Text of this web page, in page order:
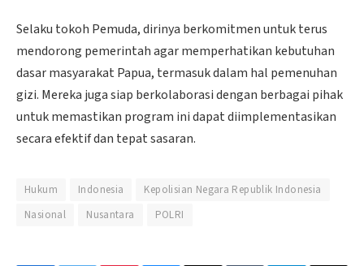
Selaku tokoh Pemuda, dirinya berkomitmen untuk terus
mendorong pemerintah agar memperhatikan kebutuhan
dasar masyarakat Papua, termasuk dalam hal pemenuhan
gizi. Mereka juga siap berkolaborasi dengan berbagai pihak
untuk memastikan program ini dapat diimplementasikan
secara efektif dan tepat sasaran.
Hukum Indonesia
Kepolisian Negara Republik Indonesia
Nasional
Nusantara POLRI